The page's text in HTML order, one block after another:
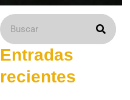
Entradas
recientes